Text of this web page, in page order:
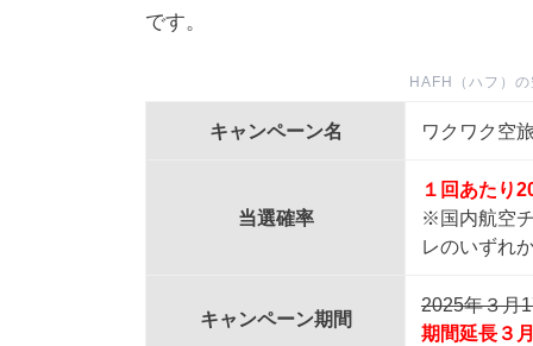
です。
HAFH（ハフ）
キャンペーン名 ワクワク空
当選確率
１回あたり
※国内航空
レのいずれ
キャンペーン期間
2025年３月
期間延長３